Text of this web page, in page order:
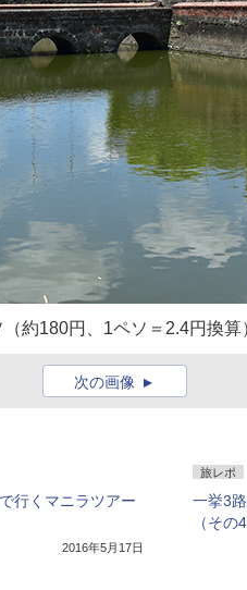
約180円、1ペソ＝2.4円換算
次の画像
行くマニラツアー
2016年5月17日
旅レポ
一挙3
（その4